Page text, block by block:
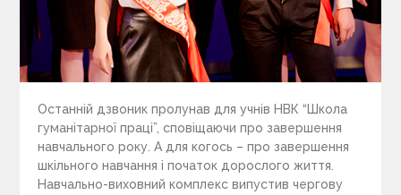
Останній дзвоник пролунав для учнів НВК “Школа
гуманітарної праці”, сповіщаючи про завершення
навчального року. А для когось – про завершення
шкільного навчання і початок дорослого життя.
Навчально-виховний комплекс випустив чергову